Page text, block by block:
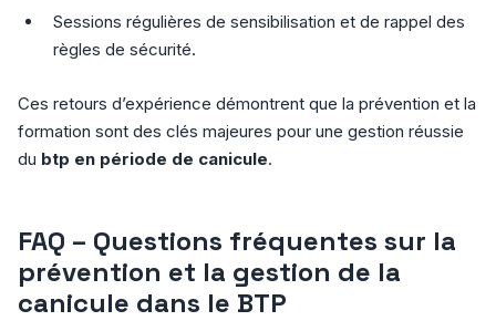
Sessions régulières de sensibilisation et de rappel des
règles de sécurité.
Ces retours d’expérience démontrent que la prévention et la
formation sont des clés majeures pour une gestion réussie
du btp en période de canicule.
FAQ – Questions fréquentes sur la
prévention et la gestion de la
canicule dans le BTP